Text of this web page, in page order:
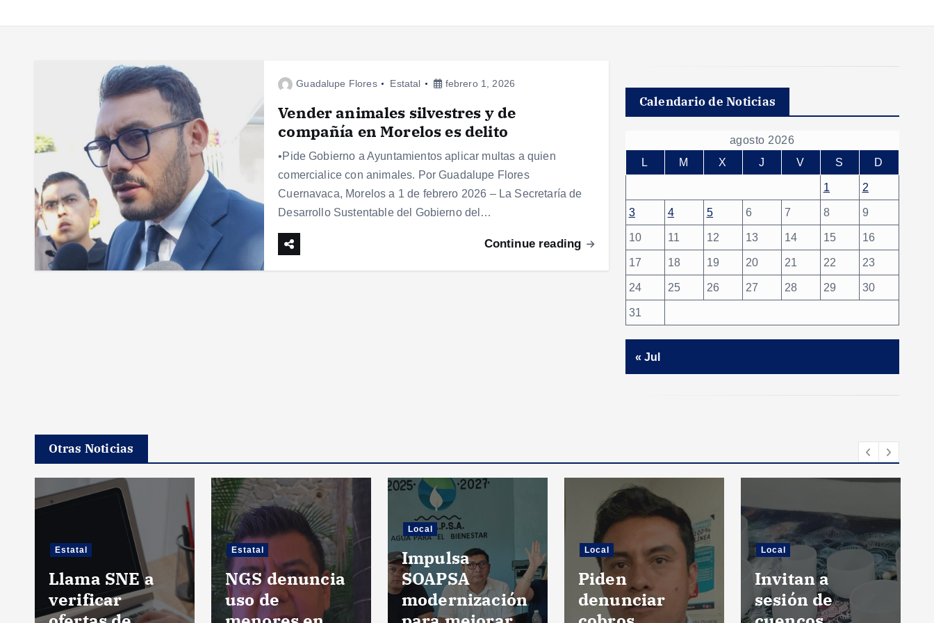
Guadalupe Flores Estatal febrero 1, 2026
Vender animales silvestres y de
compañía en Morelos es delito
•Pide Gobierno a Ayuntamientos aplicar multas a quien
comercialice con animales. Por Guadalupe Flores
Cuernavaca, Morelos a 1 de febrero 2026 – La Secretaría de
Desarrollo Sustentable del Gobierno del…
Continue reading
Calendario de Noticias
agosto 2026
L
M X J V S D
1 2
3 4 5 6 7 8 9
10 11 12 13 14 15 16
17 18 19 20 21 22 23
24 25 26 27 28 29 30
31
« Jul
Otras Noticias
Estatal
Llama SNE a
verificar
Estatal
NGS denuncia
uso de
Local
Impulsa
SOAPSA
modernización
Local
Piden
denunciar
Local
Invitan a
sesión de